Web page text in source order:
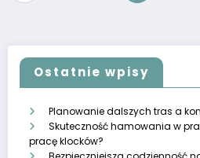
Ostatnie wpisy
Planowanie dalszych tras a
Skuteczność hamowania w
pracę klocków?